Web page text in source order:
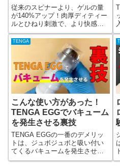
従来のスピナーより、ゲルの量
が140%アップ！肉厚ディティー
ルとひねり刺激で、より快感度
が増したTENGAスピナーデラッ
クス。肉厚ゲル×回転刺激で優し
く包みこみながら グリグリ・ゾ
リゾリとひねる刺激を楽しめる
TENGAでした。TENGAスピナ
ーデラックス3種の違いは、01
DROPS→転がり弾けるローリン
グ刺激。02 BUMPS→もっちり
ブルブルめりはり刺激。03
STEPS→エッジの効いたクッキ
リ刺激です。カリ首のコリコリ
刺激を楽しみたいなら、01
DROPS。じわじわ来るジラされ
る刺激を楽しみたいなら、02
BUMPS。サオ全体とカリ首をゾ
リゾリ刺激されたいなら、03
STEPS。
TENGA
こんな使い方があった！
TENGA EGGでバキューム
を発生させる裏技
TENGA EGGの一番のデメリッ
トは、ジュボジュボと吸い付い
てくるバキュームを発生させら
れないこと。でも、わたくし発